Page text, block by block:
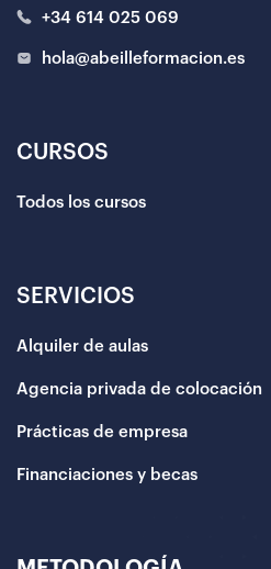
+34 614 025 069
hola@abeilleformacion.es
CURSOS
Todos los cursos
SERVICIOS
Alquiler de aulas
Agencia privada de colocación
Prácticas de empresa
Financiaciones y becas